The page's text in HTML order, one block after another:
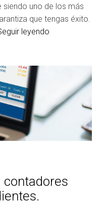
uno de los más
que tengas éxito.
leyendo
contadores